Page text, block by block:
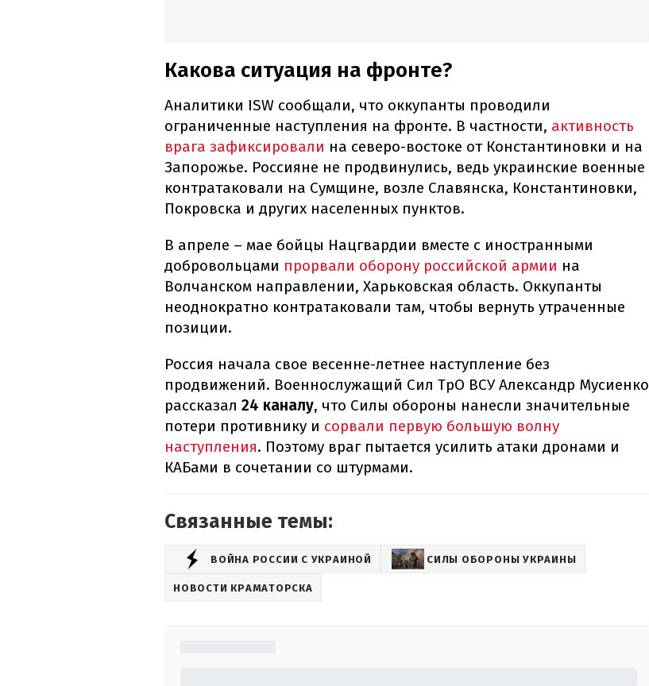
Какова ситуация на фронте?
Аналитики ISW сообщали, что оккупанты проводили
ограниченные наступления на фронте. В частности, активность
врага зафиксировали на северо-востоке от Константиновки и на
Запорожье. Россияне не продвинулись, ведь украинские военные
контратаковали на Сумщине, возле Славянска, Константиновки,
Покровска и других населенных пунктов.
В апреле – мае бойцы Нацгвардии вместе с иностранными
добровольцами прорвали оборону российской армии на
Волчанском направлении, Харьковская область. Оккупанты
неоднократно контратаковали там, чтобы вернуть утраченные
позиции.
Россия начала свое весенне-летнее наступление без
продвижений. Военнослужащий Сил ТрО ВСУ Александр Мусиенко
рассказал 24 каналу, что Силы обороны нанесли значительные
потери противнику и сорвали первую большую волну
наступления. Поэтому враг пытается усилить атаки дронами и
КАБами в сочетании со штурмами.
Связанные темы:
ВОЙНА РОССИИ С УКРАИНОЙ СИЛЫ ОБОРОНЫ УКРАИНЫ
НОВОСТИ КРАМАТОРСКА